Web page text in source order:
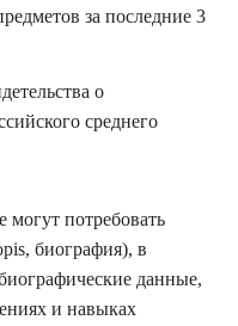
за последние 3
о
среднего
могут потребовать
биография), в
данные,
и навыках